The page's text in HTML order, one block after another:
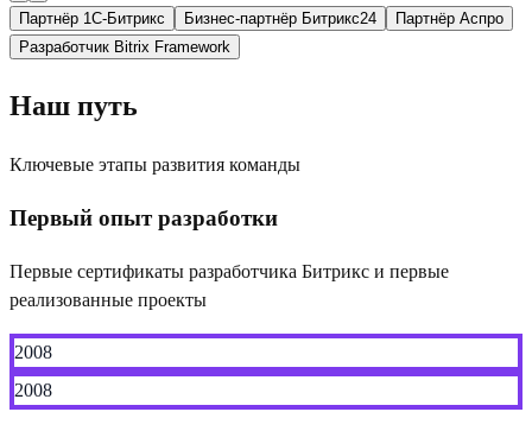
Партнёр 1С-Битрикс Бизнес-партнёр Битрикс24
Партнёр Аспро
Разработчик Bitrix Framework
Наш путь
Ключевые этапы развития команды
Первый опыт разработки
Первые сертификаты разработчика Битрикс и первые
реализованные проекты
2008
2008